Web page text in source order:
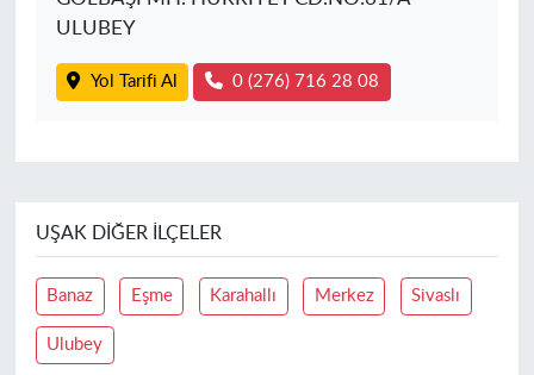
ULUBEY
Yol Tarifi Al 0 (276) 716 28 08
UŞAK DIĞER İLÇELER
Banaz Eşme Karahallı Merkez Sivaslı
Ulubey